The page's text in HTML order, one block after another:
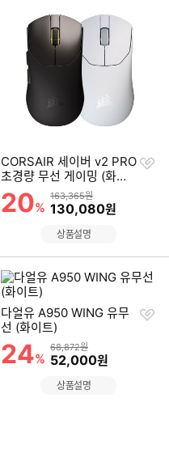
CORSAIR 세이버 v2 PRO
초경량 무선 게이밍 (화이
트)
할인률
20%
상품금액
163,365원
할인금액
130,080원
찜
상품설명
다얼유 A950 WING 유무
선 (화이트)
할인률
24%
상품금액
68,872원
할인금액
52,000원
찜
상품설명